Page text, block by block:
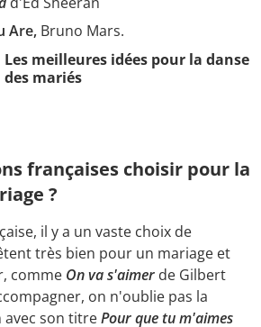
Are, Bruno Mars.
Les meilleures idées pour la danse
des mariés
françaises choisir pour la
?
il y a un vaste choix de
très bien pour un mariage et
comme On va s'aimer de Gilbert
on n'oublie pas la
avec son titrePour que tu m'aimes